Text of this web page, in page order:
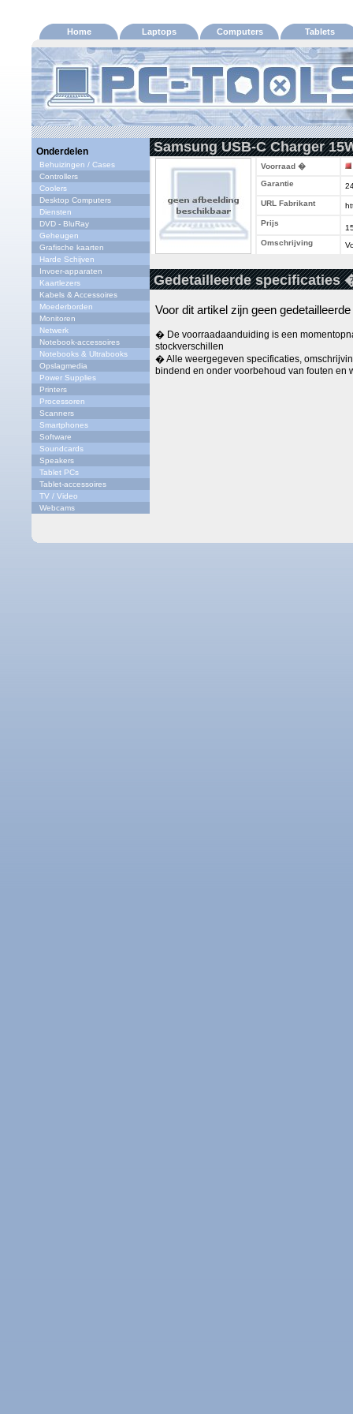
Home Laptops Computers Tablets
Onderdelen
Behuizingen / Cases
Controllers
Coolers
Desktop Computers
Diensten
DVD - BluRay
Geheugen
Grafische kaarten
Harde Schijven
Invoer-apparaten
Kaartlezers
Kabels & Accessoires
Moederborden
Monitoren
Netwerk
Notebook-accessoires
Notebooks & Ultrabooks
Opslagmedia
Power Supplies
Printers
Processoren
Scanners
Smartphones
Software
Soundcards
Speakers
Tablet PCs
Tablet-accessoires
TV / Video
Webcams
Samsung USB-C Charger
Voorraad �
Garantie
URL Fabrikant
Prijs
Omschrijving
Gedetailleerde specificaties
Voor dit artikel zijn geen
� De voorraadaanduiding is een
stockverschillen
� Alle weergegeven specificaties,
bindend en onder voorbehoud van fouten en